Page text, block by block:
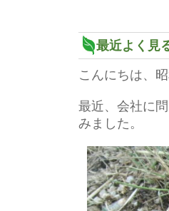
最近よく見
こんにちは、
最近、会社に
みました。